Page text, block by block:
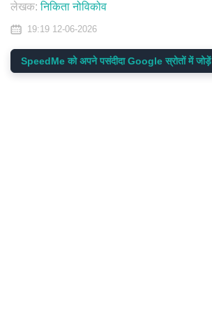
लेखक:निकिता नोविकोव
19:19 12-06-2026
SpeedMe को अपने पसंदीदा Google स्रोतों में जोड़ें